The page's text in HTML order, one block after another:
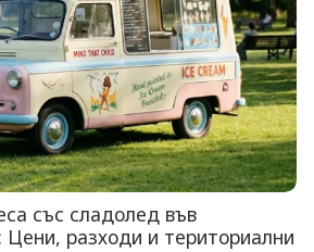
със сладолед във
Цени, разходи и териториални